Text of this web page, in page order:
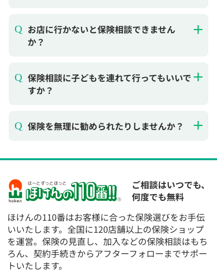
お店に行かないと保険相談できません
か？
保険相談に子どもを連れて行ってもいいで
すか？
保険を無理に勧められたりしませんか？
ご相談はいつでも、
何度でも無料
ほけんの110番はお客様に合った保険選びをお手伝
いいたします。全国に120店舗以上の保険ショップ
を運営。保険の見直し、加入などの保険相談はもち
ろん、契約手続きからアフターフォローまでサポー
トいたします。